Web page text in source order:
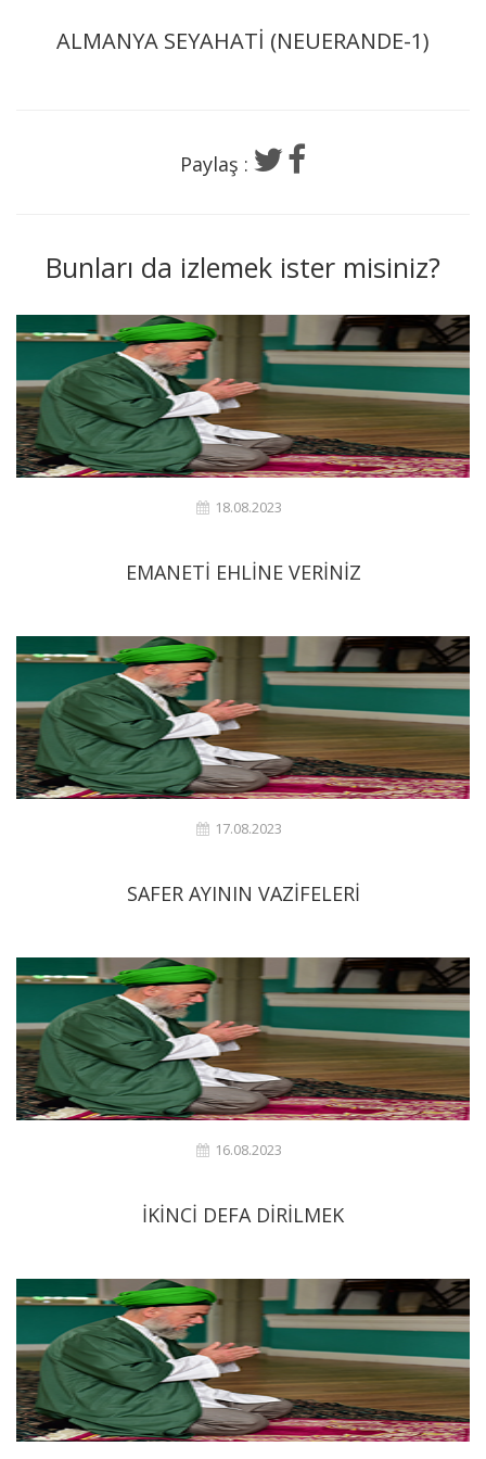
ALMANYA SEYAHATİ (NEUERANDE-1)
Paylaş :
Bunları da izlemek ister misiniz?
18.08.2023
EMANETİ EHLİNE VERİNİZ
17.08.2023
SAFER AYININ VAZİFELERİ
16.08.2023
İKİNCİ DEFA DİRİLMEK